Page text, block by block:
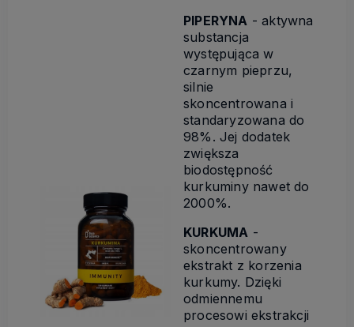
PIPERYNA - aktywna
substancja
występująca w
czarnym pieprzu,
silnie
skoncentrowana i
standaryzowana do
98%. Jej dodatek
zwiększa
biodostępność
kurkuminy nawet do
2000%.
KURKUMA -
skoncentrowany
ekstrakt z korzenia
kurkumy. Dzięki
odmiennemu
procesowi ekstrakcji